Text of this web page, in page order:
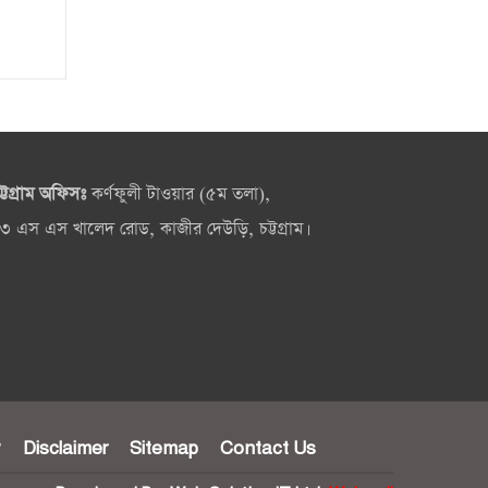
অফিসঃকর্ণফুলী টাওয়ার (৫ম তলা),
এস এস খালেদ রোড, কাজীর দেউড়ি, চট্টগ্রাম।
Disclaimer Sitemap Contact Us